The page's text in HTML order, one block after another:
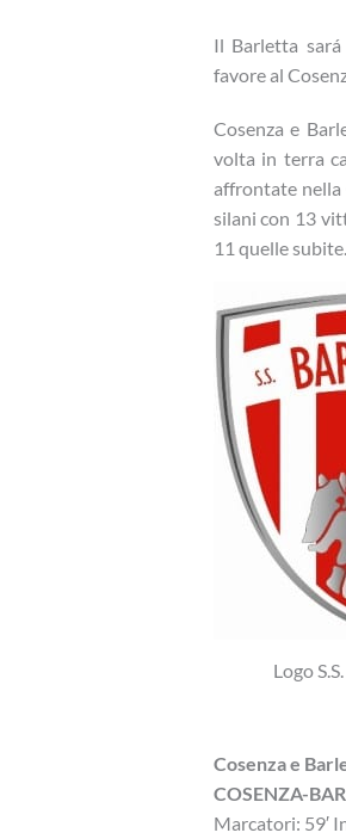
Il Barletta
favore al
Cosenza e
volta in terra
affrontate
silani con 13
11 quelle
Logo
Cosenza e
COSENZA-
Marcatori: 59′